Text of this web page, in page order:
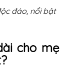
đáo, nổi bật
cho mẹ